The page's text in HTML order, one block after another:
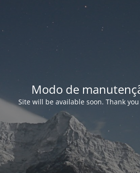
Modo de
Site will be available soon. Thank